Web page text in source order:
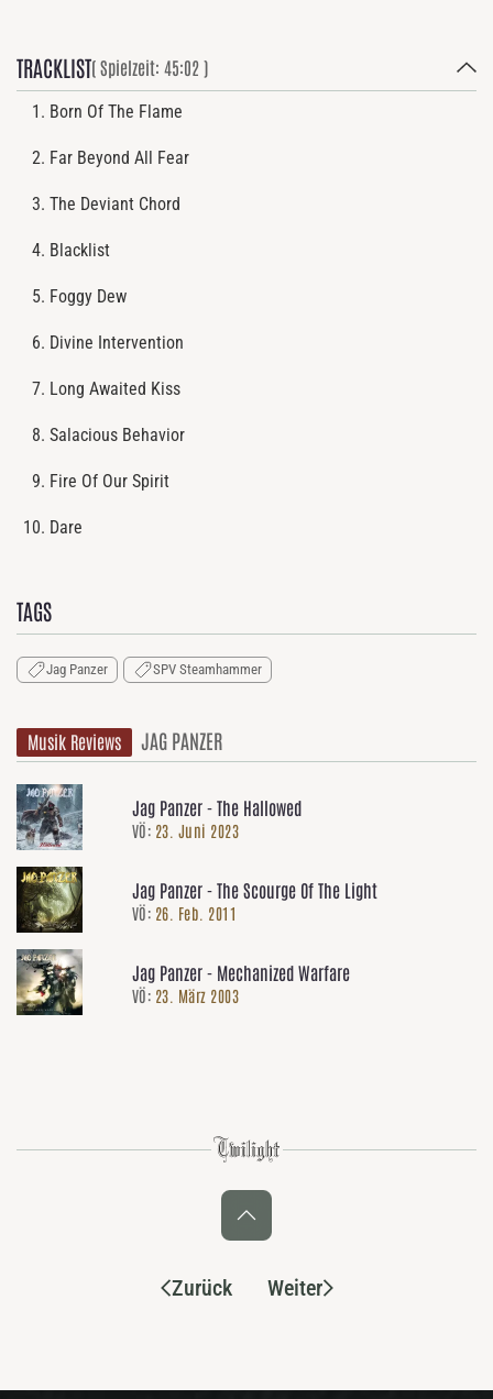
TRACKLIST( Spielzeit: 45:02 )
Born Of The Flame
Far Beyond All Fear
The Deviant Chord
Blacklist
Foggy Dew
Divine Intervention
Long Awaited Kiss
Salacious Behavior
Fire Of Our Spirit
Dare
TAGS
Jag Panzer SPV Steamhammer
Musik Reviews JAG PANZER
Jag Panzer - The Hallowed
VÖ: 23. Juni 2023
Jag Panzer - The Scourge Of The Light
VÖ: 26. Feb. 2011
Jag Panzer - Mechanized Warfare
VÖ: 23. März 2003
Zurück Weiter